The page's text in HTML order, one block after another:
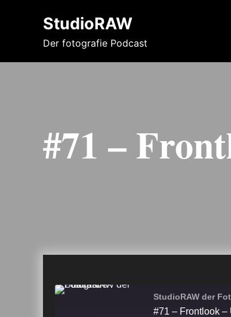
StudioRAW
Der fotografie Podcast
#71 –
StudioRAW der
#71 – Frontlook –